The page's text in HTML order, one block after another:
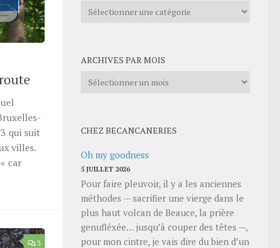
qui suit
villes.
car
3
Explorer
ARCHIVES PAR MOIS
Archives
CHEZ BECANCANERIES
Oh my goodness
5 JUILLET 2026
Pour faire pleuvoir, il y a les anciennes
méthodes — sacrifier une vierge dans le
plus haut volcan de Beauce, la prière
genufléxée… jusqu’à couper des têtes —,
pour mon cintre, je vais dire du bien d’un